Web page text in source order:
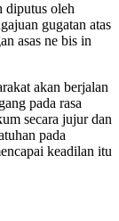
diputus oleh
gugatan atas
asas ne bis in
akan berjalan
pada rasa
secara jujur dan
pada
keadilan itu